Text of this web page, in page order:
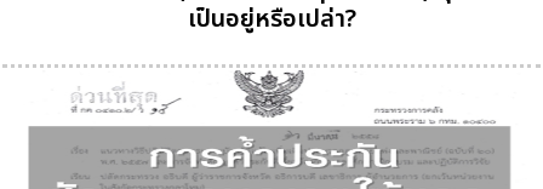
เป็นอยู่หรือเปล่า?